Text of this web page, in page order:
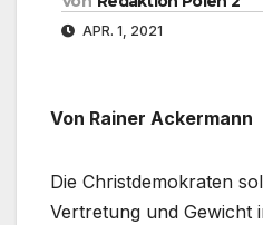
APR. 1, 2021
Von Rainer Ackermann
Die Christdemokraten
Vertretung und Gewicht